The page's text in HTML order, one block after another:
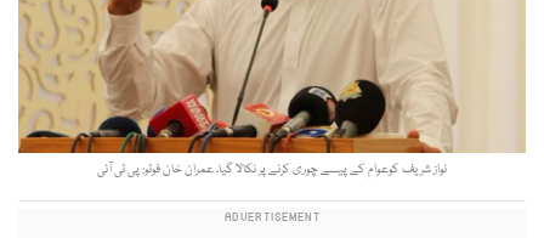
نواز شریف کوعوام کے پیسے چوری کرنے پر نکالا گیا، عمران خان فوٹو: پی ٹی آئی